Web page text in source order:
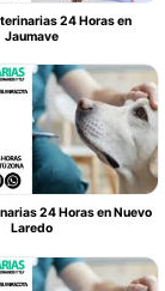
24 Horas en
Jaumave
24 Horas en Nuevo
Laredo